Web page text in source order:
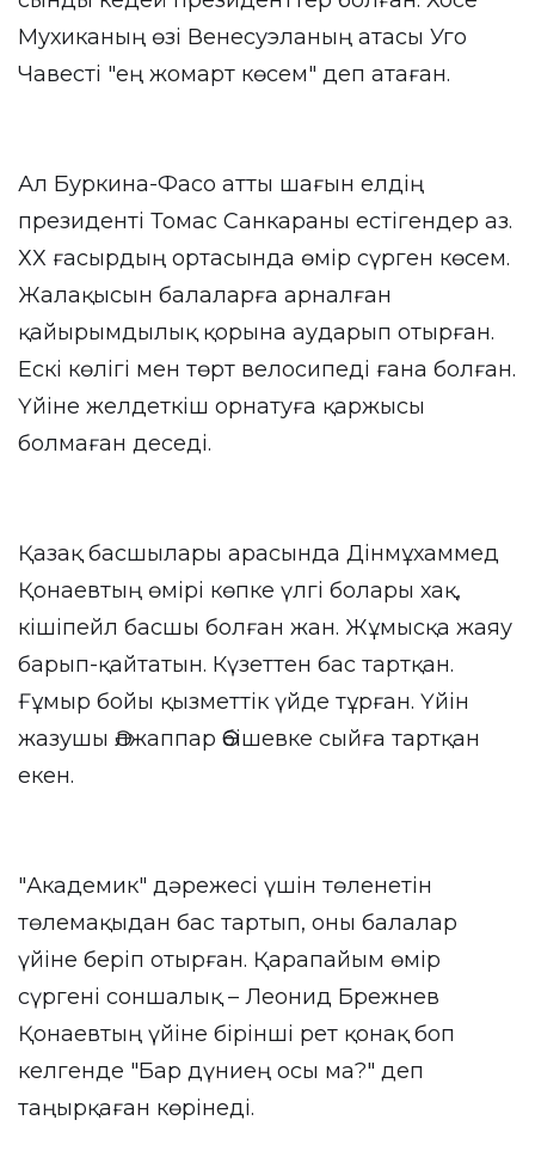
Мухиканың өзі Венесуэланың атасы Уго
Чавесті "ең жомарт көсем" деп атаған.
Ал Буркина-Фасо атты шағын елдің
президенті Томас Санкараны естігендер аз.
ХХ ғасырдың ортасында өмір сүрген көсем.
Жалақысын балаларға арналған
қайырымдылық қорына аударып отырған.
Ескі көлігі мен төрт велосипеді ғана болған.
Үйіне желдеткіш орнатуға қаржысы
болмаған деседі.
Қазақ басшылары арасында Дінмұхаммед
Қонаевтың өмірі көпке үлгі болары хақ,
кішіпейл басшы болған жан. Жұмысқа жаяу
барып-қайтатын. Күзеттен бас тартқан.
Ғұмыр бойы қызметтік үйде тұрған. Үйін
жазушы Әлжаппар Әбішевке сыйға тартқан
екен.
"Академик" дәрежесі үшін төленетін
төлемақыдан бас тартып, оны балалар
үйіне беріп отырған. Қарапайым өмір
сүргені соншалық – Леонид Брежнев
Қонаевтың үйіне бірінші рет қонақ боп
келгенде "Бар дүниең осы ма?" деп
таңырқаған көрінеді.